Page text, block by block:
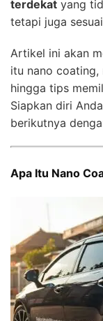
terdekat yang
tetapi juga
Artikel ini akan
itu nano coating,
hingga tips
Siapkan diri
berikutnya
Apa Itu Nano